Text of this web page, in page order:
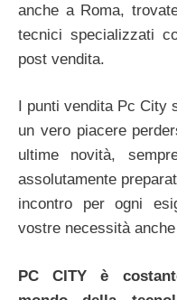
anche a Roma,
tecnici specializzati
post vendita.
I punti vendita Pc
un vero piacere
ultime novità,
assolutamente
incontro per ogni
vostre necessità
PC CITY è